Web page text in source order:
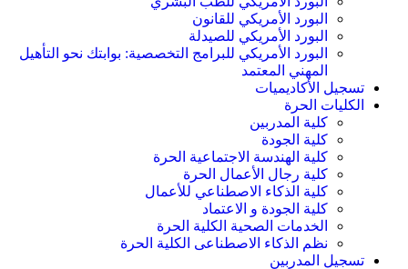
البورد الأمريكي للقانون
البورد الأمريكي للصيدلة
البورد الأمريكي للبرامج التخصصية: بوابتك نحو التأهيل
المهني المعتمد
تسجيل الأكاديميات
الكليات الحرة
كلية المدربين
كلية الجودة
كلية الهندسة الاجتماعية الحرة
كلية رجال الأعمال الحرة
كلية الذكاء الاصطناعي للأعمال
كلية الجودة و الاعتماد
الخدمات الصحية الكلية الحرة
نظم الذكاء الاصطناعى الكلية الحرة
تسجيل المدربين